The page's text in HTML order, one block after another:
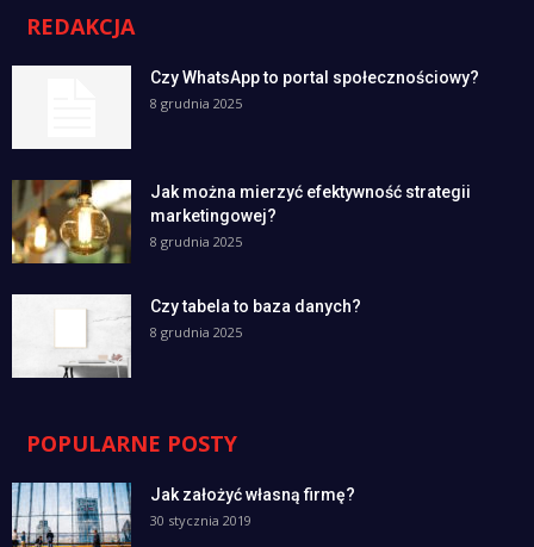
REDAKCJA
Czy WhatsApp to portal społecznościowy?
8 grudnia 2025
Jak można mierzyć efektywność strategii
marketingowej?
8 grudnia 2025
Czy tabela to baza danych?
8 grudnia 2025
POPULARNE POSTY
Jak założyć własną firmę?
30 stycznia 2019